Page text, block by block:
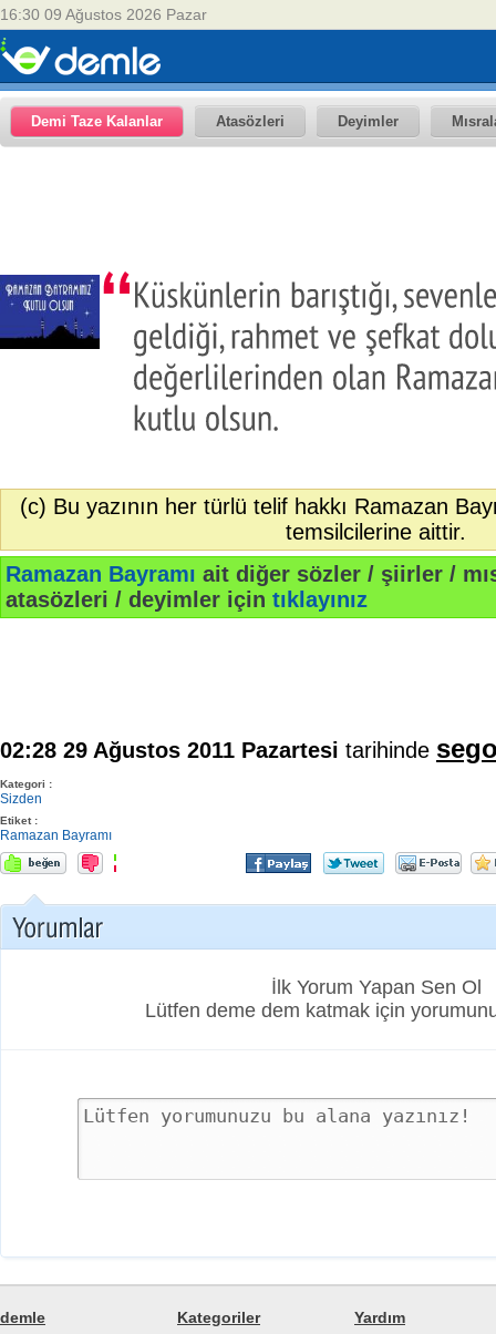
16:30 09 Ağustos 2026 Pazar
Demi Taze Kalanlar Atasözleri Deyimler
(c) Bu yazının her türlü telif hakkı Ramazan
temsilcilerine aittir.
Ramazan Bayramı ait diğer sözler / şiirler /
atasözleri / deyimler için tıklayınız
02:28 29 Ağustos 2011 Pazartesi tarihinde
Kategori :
Sizden
Etiket :
Ramazan Bayramı
İlk Yorum Yapan Sen Ol
Lütfen deme dem katmak için
demle Kategoriler Yardım